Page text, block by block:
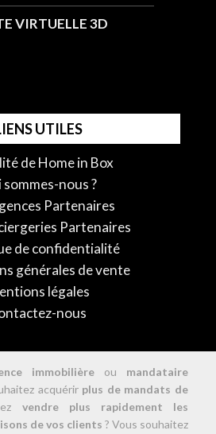
VIRTUELLE 3D
UTILES
de Home in Box
sommes-nous ?
Partenaires
Partenaires
de confidentialité
générales de vente
légales
nous
immobilièreou mandataire
acquérir plus de mandats de
vendre plus rapidement les
de vos clients ? Vous souhaitez